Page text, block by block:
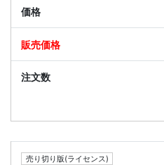
売り切り版(ライセンス)